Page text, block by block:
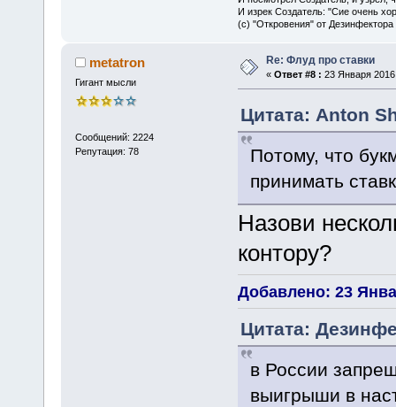
И изрек Создатель: "Сие очень
(с) "Откровения" от Дезинфектора
metatron
Гигант мысли
Сообщений: 2224
Репутация: 78
Re: Флуд про ставки
« Ответ #8 : 23 Января
Цитата: Anton
Потому, что
принимать
Назови
контору?
Добавлено: 23
Цитата:
в России
выигрыши в